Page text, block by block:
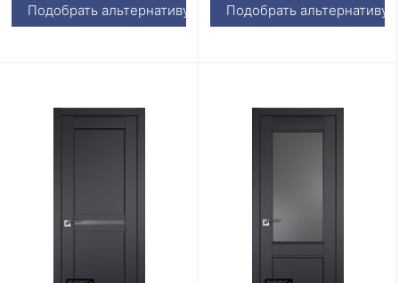
Подобрать альтернативу Подобрать альтернативу